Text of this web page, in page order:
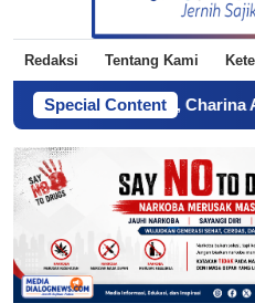
Redaksi Tentang Kami
Special Content
Abdi Praja, Charina Anggie